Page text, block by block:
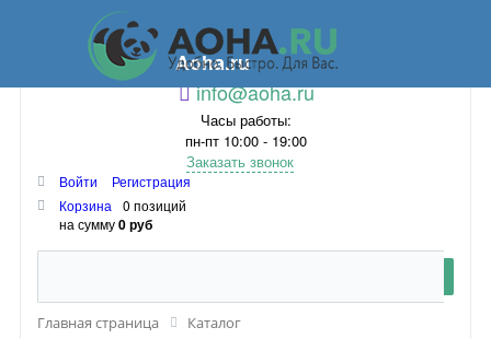
Aoha.ru
info@aoha.ru
Часы работы:
пн-пт 10:00 - 19:00
Заказать звонок
Войти
Регистрация
Корзина
0 позиций
на сумму0 руб
Главная страница
Каталог